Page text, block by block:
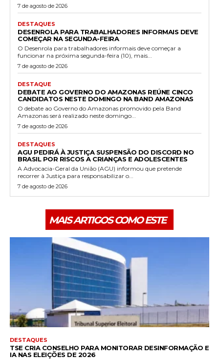
7 de agosto de 2026
DESTAQUES
DESENROLA PARA TRABALHADORES INFORMAIS DEVE
COMEÇAR NA SEGUNDA-FEIRA
O Desenrola para trabalhadores informais deve começar a
funcionar na próxima segunda-feira (10), mais...
7 de agosto de 2026
DESTAQUE
DEBATE AO GOVERNO DO AMAZONAS REÚNE CINCO
CANDIDATOS NESTE DOMINGO NA BAND AMAZONAS
O debate ao Governo do Amazonas promovido pela Band
Amazonas será realizado neste domingo...
7 de agosto de 2026
DESTAQUES
AGU PEDIRÁ À JUSTIÇA SUSPENSÃO DO DISCORD NO
BRASIL POR RISCOS A CRIANÇAS E ADOLESCENTES
A Advocacia-Geral da União (AGU) informou que pretende
recorrer à Justiça para responsabilizar o...
7 de agosto de 2026
MAIS ARTIGOS COMO ESTE
DESTAQUES
TSE CRIA CONSELHO PARA MONITORAR DESINFORMAÇÃO E
IA NAS ELEIÇÕES DE 2026